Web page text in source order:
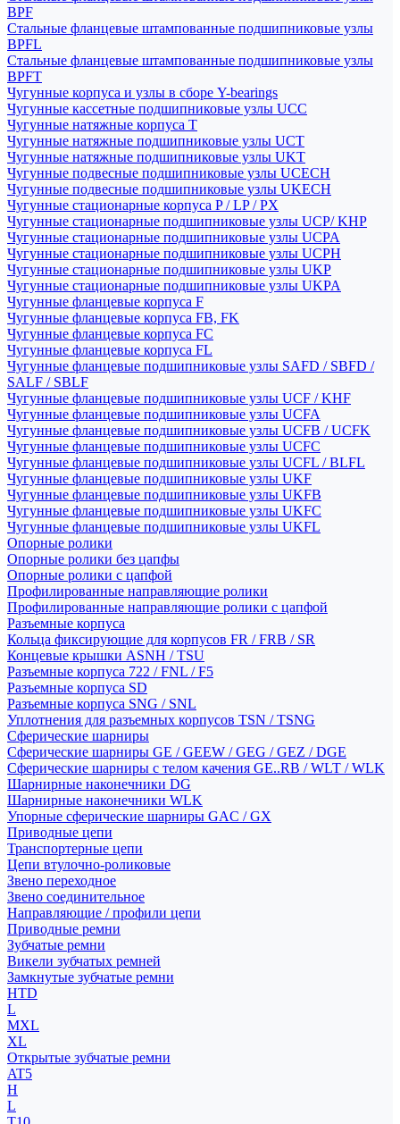
BPF
Стальные фланцевые штампованные подшипниковые узлы
BPFL
Стальные фланцевые штампованные подшипниковые узлы
BPFT
Чугунные корпуса и узлы в сборе Y-bearings
Чугунные кассетные подшипниковые узлы UCC
Чугунные натяжные корпуса T
Чугунные натяжные подшипниковые узлы UCT
Чугунные натяжные подшипниковые узлы UKT
Чугунные подвесные подшипниковые узлы UCECH
Чугунные подвесные подшипниковые узлы UKECH
Чугунные стационарные корпуса P / LP / PX
Чугунные стационарные подшипниковые узлы UCP/ KHP
Чугунные стационарные подшипниковые узлы UCPA
Чугунные стационарные подшипниковые узлы UCPH
Чугунные стационарные подшипниковые узлы UKP
Чугунные стационарные подшипниковые узлы UKPA
Чугунные фланцевые корпуса F
Чугунные фланцевые корпуса FB, FK
Чугунные фланцевые корпуса FC
Чугунные фланцевые корпуса FL
Чугунные фланцевые подшипниковые узлы SAFD / SBFD /
SALF / SBLF
Чугунные фланцевые подшипниковые узлы UCF / KHF
Чугунные фланцевые подшипниковые узлы UCFA
Чугунные фланцевые подшипниковые узлы UCFB / UCFK
Чугунные фланцевые подшипниковые узлы UCFC
Чугунные фланцевые подшипниковые узлы UCFL / BLFL
Чугунные фланцевые подшипниковые узлы UKF
Чугунные фланцевые подшипниковые узлы UKFB
Чугунные фланцевые подшипниковые узлы UKFC
Чугунные фланцевые подшипниковые узлы UKFL
Опорные ролики
Опорные ролики без цапфы
Опорные ролики с цапфой
Профилированные направляющие ролики
Профилированные направляющие ролики с цапфой
Разъемные корпуса
Кольца фиксирующие для корпусов FR / FRB / SR
Концевые крышки ASNH / TSU
Разъемные корпуса 722 / FNL / F5
Разъемные корпуса SD
Разъемные корпуса SNG / SNL
Уплотнения для разъемных корпусов TSN / TSNG
Сферические шарниры
Сферические шарниры GE / GEEW / GEG / GEZ / DGE
Сферические шарниры с телом качения GE..RB / WLT / WLK
Шарнирные наконечники DG
Шарнирные наконечники WLK
Упорные сферические шарниры GAC / GX
Приводные цепи
Транспортерные цепи
Цепи втулочно-роликовые
Звено переходное
Звено соединительное
Направляющие / профили цепи
Приводные ремни
Зубчатые ремни
Викели зубчатых ремней
Замкнутые зубчатые ремни
HTD
L
MXL
XL
Открытые зубчатые ремни
AT5
H
L